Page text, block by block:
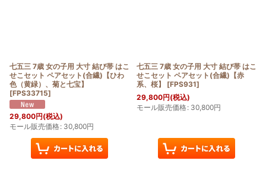
七五三 7歳 女の子用 大寸 結び帯 はこ
せこセット ペアセット(合繊)【ひわ
色（黄緑）、菊と七宝】
[FPS33715]
29,800円(税込)
モール販売価格: 30,800円
七五三 7歳 女の子用 大寸 結び帯 はこ
せこセット ペアセット(合繊)【赤
系、桜】
[FPS931]
29,800円(税込)
モール販売価格: 30,800円